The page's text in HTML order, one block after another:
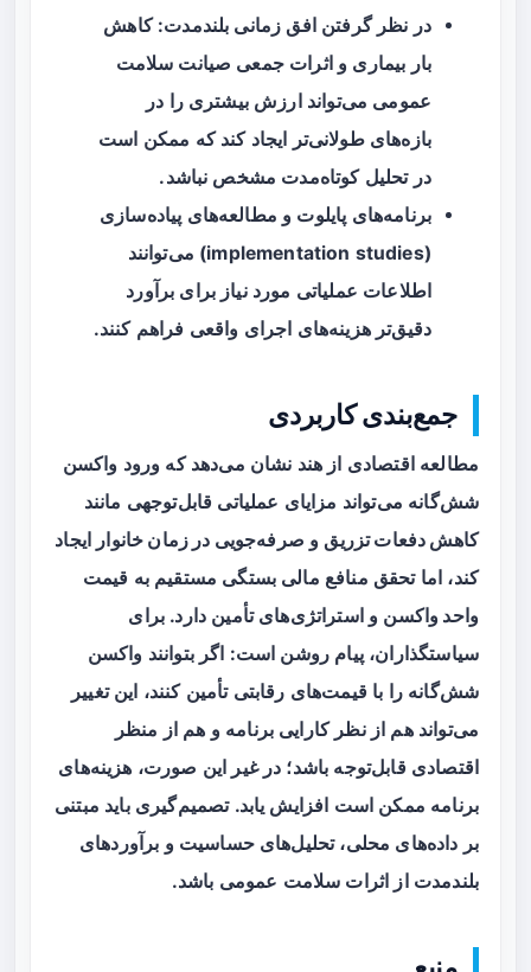
در نظر گرفتن افق زمانی بلندمدت: کاهش
بار بیماری و اثرات جمعی صیانت سلامت
عمومی می‌تواند ارزش بیشتری را در
بازه‌های طولانی‌تر ایجاد کند که ممکن است
در تحلیل کوتاه‌مدت مشخص نباشد.
برنامه‌های پایلوت و مطالعه‌های پیاده‌سازی
(implementation studies) می‌توانند
اطلاعات عملیاتی مورد نیاز برای برآورد
دقیق‌تر هزینه‌های اجرای واقعی فراهم کنند.
جمع‌بندی کاربردی
مطالعه اقتصادی از هند نشان می‌دهد که ورود واکسن
شش‌گانه می‌تواند مزایای عملیاتی قابل‌توجهی مانند
کاهش دفعات تزریق و صرفه‌جویی در زمان خانوار ایجاد
کند، اما تحقق منافع مالی بستگی مستقیم به قیمت
واحد واکسن و استراتژی‌های تأمین دارد. برای
سیاستگذاران، پیام روشن است: اگر بتوانند واکسن
شش‌گانه را با قیمت‌های رقابتی تأمین کنند، این تغییر
می‌تواند هم از نظر کارایی برنامه و هم از منظر
اقتصادی قابل‌توجه باشد؛ در غیر این صورت، هزینه‌های
برنامه ممکن است افزایش یابد. تصمیم‌گیری باید مبتنی
بر داده‌های محلی، تحلیل‌های حساسیت و برآوردهای
بلندمدت از اثرات سلامت عمومی باشد.